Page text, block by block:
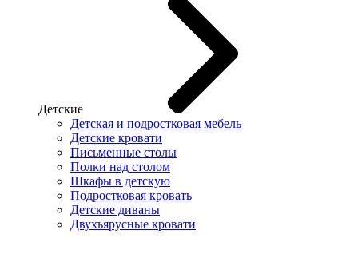
Детские
Детская и подростковая мебель
Детские кровати
Письменные столы
Полки над столом
Шкафы в детскую
Подростковая кровать
Детские диваны
Двухъярусные кровати